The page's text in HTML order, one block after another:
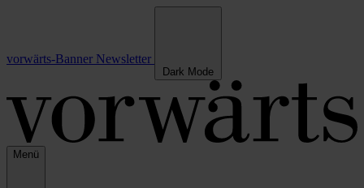
vorwärts-Banner Newsletter
Dark Mode
Menü